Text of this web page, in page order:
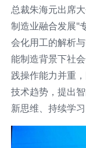
总裁朱海元出席
制造业融合发展"
会化用工的解析
能制造背景下社
践操作能力并重
技术趋势，提出
新思维、持续学